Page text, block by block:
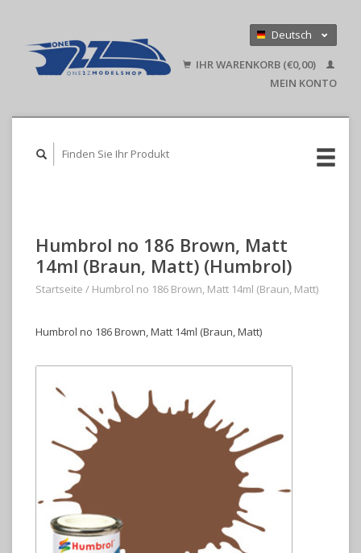
Deutsch
English
IHR WARENKORB (€0,00)
MEIN KONTO
Humbrol no 186 Brown, Matt
14ml (Braun, Matt) (Humbrol)
Startseite / Humbrol no 186 Brown, Matt 14ml (Braun, Matt)
Humbrol no 186 Brown, Matt 14ml (Braun, Matt)